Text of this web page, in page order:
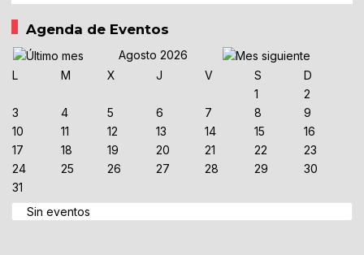
Agenda de Eventos
Agosto 2026
L
M X J V S
D
1
2
3
4 5 6 7 8
9
10
11 12 13 14 15
16
17
18 19 20 21 22
23
24
25 26 27 28 29
30
31
Sin eventos